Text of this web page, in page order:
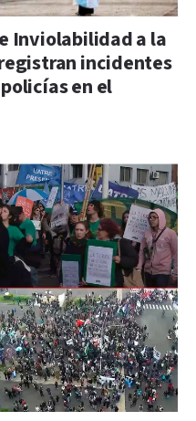
Inviolabilidad a la
incidentes
en el